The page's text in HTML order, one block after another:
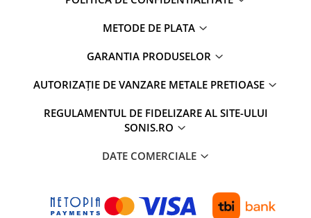
METODE DE PLATA
GARANTIA PRODUSELOR
AUTORIZAȚIE DE VANZARE METALE PRETIOASE
REGULAMENTUL DE FIDELIZARE AL SITE-ULUI
SONIS.RO
DATE COMERCIALE